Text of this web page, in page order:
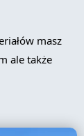
masz
ale także